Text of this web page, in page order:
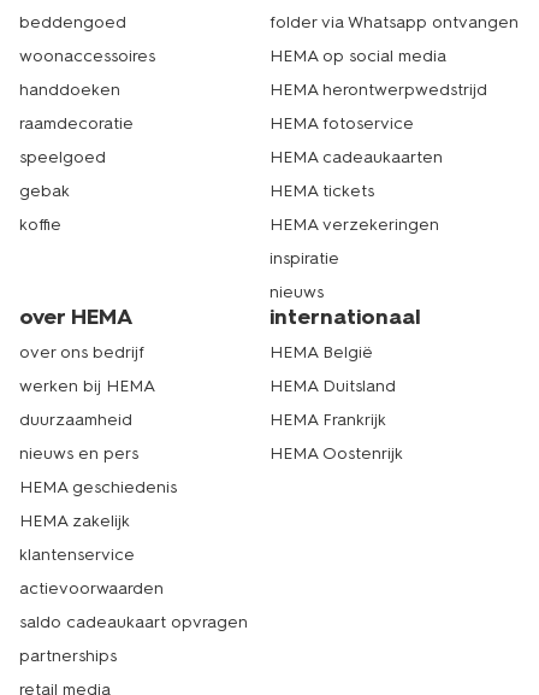
beddengoed
woonaccessoires
handdoeken
raamdecoratie
speelgoed
gebak
koffie
folder via Whatsapp ontvangen
HEMA op social media
HEMA herontwerpwedstrijd
HEMA fotoservice
HEMA cadeaukaarten
HEMA tickets
HEMA verzekeringen
inspiratie
nieuws
over HEMA
over ons bedrijf
werken bij HEMA
duurzaamheid
nieuws en pers
HEMA geschiedenis
HEMA zakelijk
klantenservice
actievoorwaarden
saldo cadeaukaart opvragen
partnerships
retail media
internationaal
HEMA België
HEMA Duitsland
HEMA Frankrijk
HEMA Oostenrijk